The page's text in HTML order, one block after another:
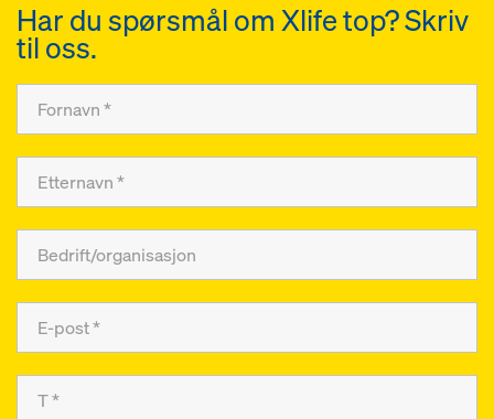
Har du spørsmål om Xlife top? Skriv
til oss.